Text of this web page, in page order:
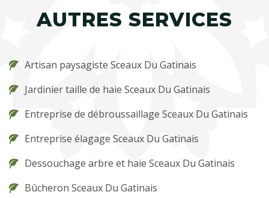
AUTRES SERVICES
Artisan paysagiste Sceaux Du Gatinais
Jardinier taille de haie Sceaux Du Gatinais
Entreprise de débroussaillage Sceaux Du Gatinais
Entreprise élagage Sceaux Du Gatinais
Dessouchage arbre et haie Sceaux Du Gatinais
Bûcheron Sceaux Du Gatinais